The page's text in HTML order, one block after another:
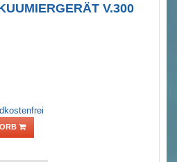
V.300